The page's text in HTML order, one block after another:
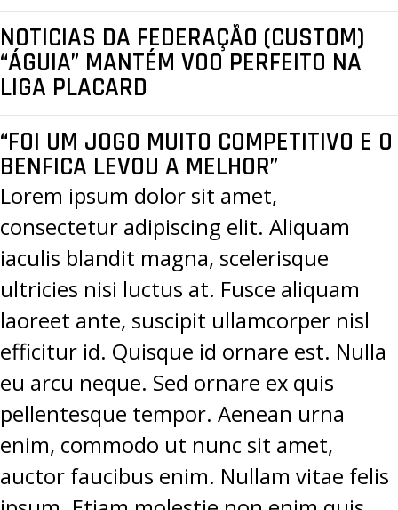
NOTICIAS DA FEDERAÇÃO (CUSTOM)
“ÁGUIA” MANTÉM VOO PERFEITO NA
LIGA PLACARD
“FOI UM JOGO MUITO COMPETITIVO E O
BENFICA LEVOU A MELHOR”
Lorem ipsum dolor sit amet,
consectetur adipiscing elit. Aliquam
iaculis blandit magna, scelerisque
ultricies nisi luctus at. Fusce aliquam
laoreet ante, suscipit ullamcorper nisl
efficitur id. Quisque id ornare est. Nulla
eu arcu neque. Sed ornare ex quis
pellentesque tempor. Aenean urna
enim, commodo ut nunc sit amet,
auctor faucibus enim. Nullam vitae felis